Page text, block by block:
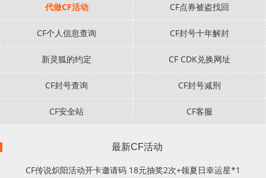
代做CF活动 CF点券被盗找回
CF个人信息查询 CF封号十年解封
新灵狐的约定 CF CDK兑换网址
CF封号查询 CF封号减刑
CF安全站 CF客服
最新CF活动
CF传说炽阳活动开卡邀请码 18元抽奖2次+领夏日幸运星*1